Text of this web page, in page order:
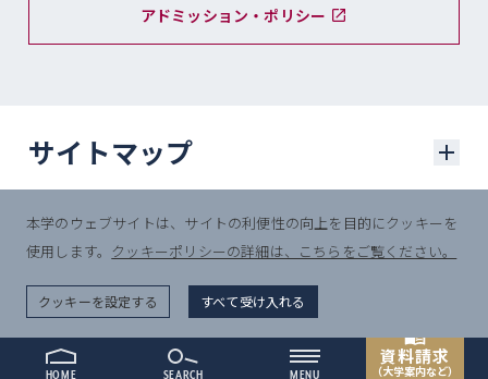
アドミッション・ポリシー
サイトマップ
学部入試
学部入試に関するニュース
一般選抜入試
資料請求
（大学案内など）
本学のウェブサイトは、サイトの利便性の向上を目的にクッキーを
使用します。 クッキーポリシーの詳細は、こちらをご覧ください。
クッキーを設定する すべて受け入れる